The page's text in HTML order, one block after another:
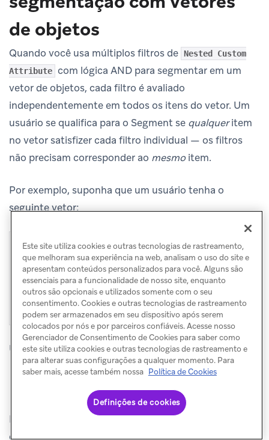
de objetos
Quando você usa múltiplos filtros de Nested Custom
Attribute com lógica AND para segmentar em um
vetor de objetos, cada filtro é avaliado
independentemente em todos os itens do vetor. Um
usuário se qualifica para o Segment se qualqueritem
no vetor satisfizer cada filtro individual — os filtros
não precisam corresponder ao mesmoitem.
Por exemplo, suponha que um usuário tenha o
seguinte vetor:
2
3
{
"orders": [
{"product": "Shoes", "price": 80},
{"product": "Hat", "price": 25}
]
}
Um Segment com os seguintes filtros AND:
orders[].priceé maior que 50
é menor que 30
Esse usuário se qualificaria porque o primeiro filtro
corresponde ao item “Shoes” (80 > 50) e o segundo
Este site utiliza cookies e outras tecnologias de rastreamento,
que melhoram sua experiência na web, analisam o uso do site e
apresentam conteúdos personalizados para você. Alguns são
essenciais para a funcionalidade de nosso site, enquanto
outros são opcionais e utilizados somente com o seu
consentimento. Cookies e outras tecnologias de rastreamento
podem ser armazenados em seu dispositivo após serem
colocados por nós e por parceiros confiáveis. Acesse nosso
Gerenciador de Consentimento de Cookies para saber como
este site utiliza cookies e outras tecnologias de rastreamento e
para alterar suas configurações a qualquer momento. Para
saber mais, acesse também nossa Política de Cookies
Definições de cookies